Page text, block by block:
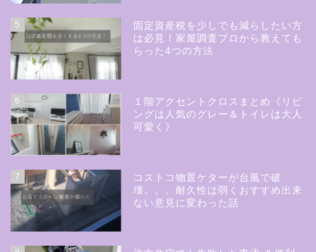
5
固定資産税を少しでも減らしたい方
は必見！家屋調査プロから教えても
らった4つの方法
6
１階アクセントクロスまとめ《リビ
ングは人気のグレー＆トイレは大人
可愛く》
7
コストコ物置ケターが台風で破
壊。。。耐久性は弱くおすすめ出来
ない意見に変わった話